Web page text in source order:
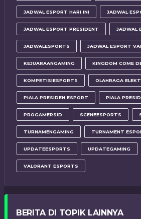
JADWAL ESPORT HARI INI JADWAL
JADWAL ESPORT PRESIDENT JADWAL
JADWALESPORTS JADWAL ESPORT
KEJUARAANGAMING KINGDOM COME
KOMPETISIESPORTS OLAHRAGA
PIALA PRESIDEN ESPORT PIALA
PROGAMERSID SCENEESPORTS
TURNAMENGAMING TURNAMENT
UPDATEESPORTS UPDATEGAMING
VALORANT ESPORTS
BERITA DI TOPIK LAINNYA